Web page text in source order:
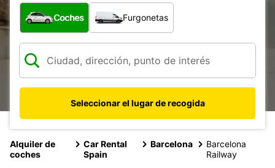
¿Qué tipo de vehículo?
Coches Furgonetas
Seleccionar el lugar de recogida
Alquiler de
coches
Car Rental
Spain
Barcelona
Barcelona
Railway